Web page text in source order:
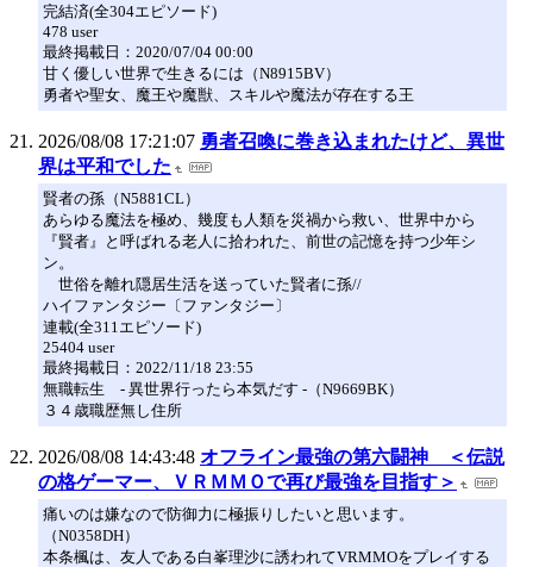
完結済(全304エピソード)
478 user
最終掲載日：2020/07/04 00:00
甘く優しい世界で生きるには（N8915BV）
勇者や聖女、魔王や魔獣、スキルや魔法が存在する王
2026/08/08 17:21:07 勇者召喚に巻き込まれたけど、異世
界は平和でした
賢者の孫（N5881CL）
あらゆる魔法を極め、幾度も人類を災禍から救い、世界中から
『賢者』と呼ばれる老人に拾われた、前世の記憶を持つ少年シ
ン。
世俗を離れ隠居生活を送っていた賢者に孫//
ハイファンタジー〔ファンタジー〕
連載(全311エピソード)
25404 user
最終掲載日：2022/11/18 23:55
無職転生 - 異世界行ったら本気だす -（N9669BK）
３４歳職歴無し住所
2026/08/08 14:43:48 オフライン最強の第六闘神 ＜伝説
の格ゲーマー、ＶＲＭＭＯで再び最強を目指す＞
痛いのは嫌なので防御力に極振りしたいと思います。
（N0358DH）
本条楓は、友人である白峯理沙に誘われてVRMMOをプレイする